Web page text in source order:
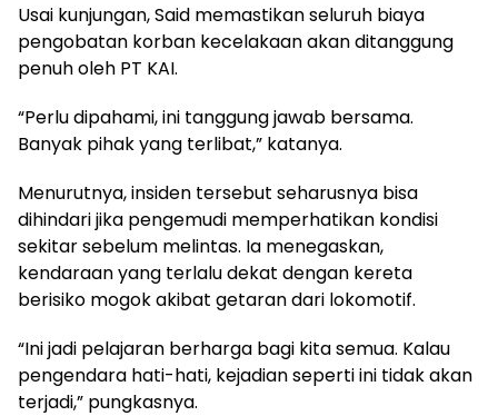
Usai kunjungan, Said memastikan seluruh biaya
pengobatan korban kecelakaan akan ditanggung
penuh oleh PT KAI.
“Perlu dipahami, ini tanggung jawab bersama.
Banyak pihak yang terlibat,” katanya.
Menurutnya, insiden tersebut seharusnya bisa
dihindari jika pengemudi memperhatikan kondisi
sekitar sebelum melintas. Ia menegaskan,
kendaraan yang terlalu dekat dengan kereta
berisiko mogok akibat getaran dari lokomotif.
“Ini jadi pelajaran berharga bagi kita semua. Kalau
pengendara hati-hati, kejadian seperti ini tidak akan
terjadi,” pungkasnya.